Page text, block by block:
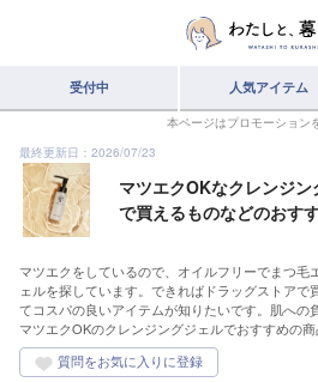
受付中 人気アイテム
本ページはプロモーション
最終更新日：2026/07/23
マツエクOKなクレンジ
で買えるものなどのおす
マツエクをしているので、オイルフリーでまつ毛
ェルを探しています。できればドラッグストアで
てコスパの良いアイテムが知りたいです。肌への
マツエクOKのクレンジングジェルでおすすめの商